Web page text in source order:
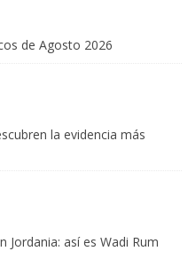
de Agosto 2026
la evidencia más
Jordania: así es Wadi Rum